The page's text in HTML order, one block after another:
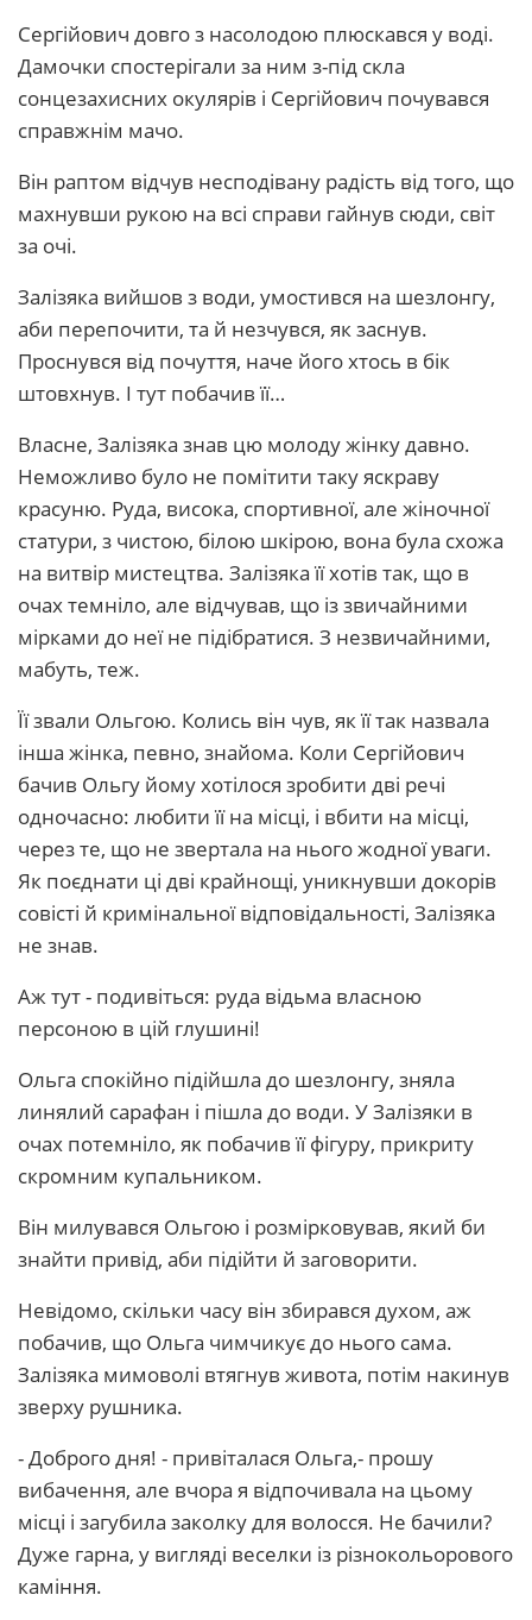
Сергійович довго з насолодою плюскався у воді.
Дамочки спостерігали за ним з-під скла
сонцезахисних окулярів і Сергійович почувався
справжнім мачо.
Він раптом відчув несподівану радість від того, що
махнувши рукою на всі справи гайнув сюди, світ
за очі.
Залізяка вийшов з води, умостився на шезлонгу,
аби перепочити, та й незчувся, як заснув.
Проснувся від почуття, наче його хтось в бік
штовхнув. І тут побачив її…
Власне, Залізяка знав цю молоду жінку давно.
Неможливо було не помітити таку яскраву
красуню. Руда, висока, спортивної, але жіночної
статури, з чистою, білою шкірою, вона була схожа
на витвір мистецтва. Залізяка її хотів так, що в
очах темніло, але відчував, що із звичайними
мірками до неї не підібратися. З незвичайними,
мабуть, теж.
Її звали Ольгою. Колись він чув, як її так назвала
інша жінка, певно, знайома. Коли Сергійович
бачив Ольгу йому хотілося зробити дві речі
одночасно: любити її на місці, і вбити на місці,
через те, що не звертала на нього жодної уваги.
Як поєднати ці дві крайнощі, уникнувши докорів
совісті й кримінальної відповідальності, Залізяка
не знав.
Аж тут - подивіться: руда відьма власною
персоною в цій глушині!
Ольга спокійно підійшла до шезлонгу, зняла
линялий сарафан і пішла до води. У Залізяки в
очах потемніло, як побачив її фігуру, прикриту
скромним купальником.
Він милувався Ольгою і розмірковував, який би
знайти привід, аби підійти й заговорити.
Невідомо, скільки часу він збирався духом, аж
побачив, що Ольга чимчикує до нього сама.
Залізяка мимоволі втягнув живота, потім накинув
зверху рушника.
- Доброго дня! - привіталася Ольга,- прошу
вибачення, але вчора я відпочивала на цьому
місці і загубила заколку для волосся. Не бачили?
Дуже гарна, у вигляді веселки із різнокольорового
каміння.